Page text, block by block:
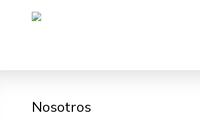
Nosotros